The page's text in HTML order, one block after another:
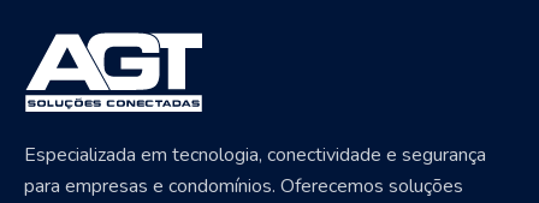
Especializada em tecnologia, conectividade e segurança
para empresas e condomínios. Oferecemos soluções